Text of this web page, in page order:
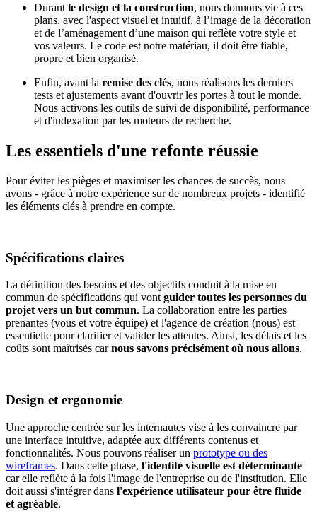
Durant le design et la construction, nous donnons vie à ces
plans, avec l'aspect visuel et intuitif, à l’image de la décoration
et de l’aménagement d’une maison qui reflète votre style et
vos valeurs. Le code est notre matériau, il doit être fiable,
propre et bien organisé.
Enfin, avant la remise des clés, nous réalisons les derniers
tests et ajustements avant d'ouvrir les portes à tout le monde.
Nous activons les outils de suivi de disponibilité, performance
et d'indexation par les moteurs de recherche.
Les essentiels d'une refonte réussie
Pour éviter les pièges et maximiser les chances de succès, nous
avons - grâce à notre expérience sur de nombreux projets - identifié
les éléments clés à prendre en compte.
Spécifications claires
La définition des besoins et des objectifs conduit à la mise en
commun de spécifications qui vont guider toutes les personnes du
projet vers un but commun. La collaboration entre les parties
prenantes (vous et votre équipe) et l'agence de création (nous) est
essentielle pour clarifier et valider les attentes. Ainsi, les délais et les
coûts sont maîtrisés carnous savons précisément où nous allons.
Design et ergonomie
Une approche centrée sur les internautes vise à les convaincre par
une interface intuitive, adaptée aux différents contenus et
fonctionnalités. Nous pouvons réaliser un prototype ou des
wireframes. Dans cette phase, l'identité visuelle est déterminante
car elle reflète à la fois l'image de l'entreprise ou de l'institution. Elle
doit aussi s'intégrer dans l'expérience utilisateur pour être fluide
et agréable.